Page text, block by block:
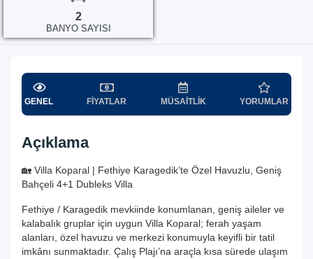
2
BANYO SAYISI
GENEL FIYATLAR MÜSAITLIK YORUMLAR
Açıklama
🏡 Villa Koparal | Fethiye Karagedik’te Özel Havuzlu, Geniş
Bahçeli 4+1 Dubleks Villa
Fethiye / Karagedik mevkiinde konumlanan, geniş aileler ve
kalabalık gruplar için uygun Villa Koparal; ferah yaşam
alanları, özel havuzu ve merkezi konumuyla keyifli bir tatil
imkânı sunmaktadır. Çalış Plajı’na araçla kısa sürede ulaşım